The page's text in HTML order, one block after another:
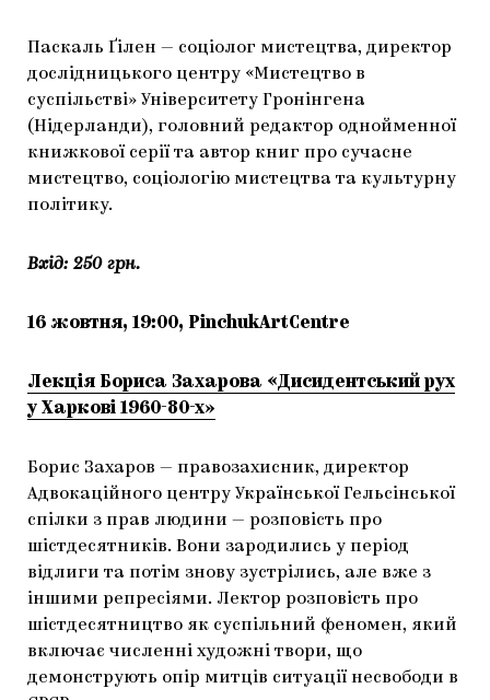
Паскаль Ґілен — соціолог мистецтва, директор
дослідницького центру «Мистецтво в
суспільстві» Університету Гронінгена
(Нідерланди), головний редактор однойменної
книжкової серії та автор книг про сучасне
мистецтво, соціологію мистецтва та культурну
політику.
Вхід: 250 грн.
16 жовтня, 19:00, PinchukArtCentre
Лекція Бориса Захарова «Дисидентський рух
у Харкові 1960-80-х»
Борис Захаров — правозахисник, директор
Адвокаційного центру Української Гельсінської
спілки з прав людини — розповість про
шістдесятників. Вони зародились у період
відлиги та потім знову зустрілись, але вже з
іншими репресіями. Лектор розповість про
шістдесятництво як суспільний феномен, який
включає численні художні твори, що
демонструють опір митців ситуації несвободи в